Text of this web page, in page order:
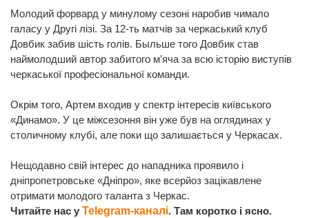
Молодий форвард у минулому сезоні наробив чимало
галасу у Другі лізі. За 12-ть матчів за черкаський клуб
Довбик забив шість голів. Быльше того Довбик став
наймолодший автор забитого м’яча за всю історію виступів
черкаської професіональної команди.
Окрім того, Артем входив у спектр інтересів київського
«Динамо». У це міжсезоння він уже був на оглядинах у
столичному клубі, але поки що залишається у Черкасах.
Нещодавно свій інтерес до нападника проявило і
дніпропетровське «Дніпро», яке всерйоз зацікавлене
отримати молодого таланта з Черкас.
Читайте нас у Telegram-каналі. Там коротко і ясно.